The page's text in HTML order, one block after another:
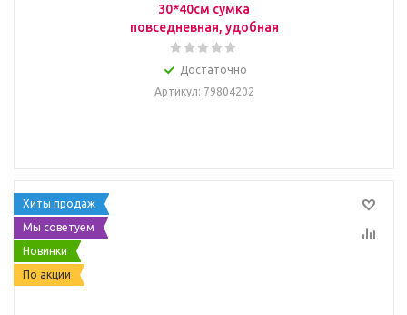
30*40см сумка
повседневная, удобная
Достаточно
Артикул: 79804202
Хиты продаж
Мы советуем
Новинки
По акции